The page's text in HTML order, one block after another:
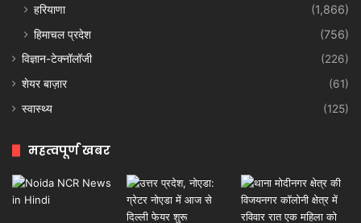
हरियाणा
(1,866)
हिमाचल प्रदेश
(756)
विज्ञान-टेक्नॉलॉजी
(226)
शेयर बाज़ार
(61)
स्वास्थ्य
(125)
महत्वपूर्ण खबर